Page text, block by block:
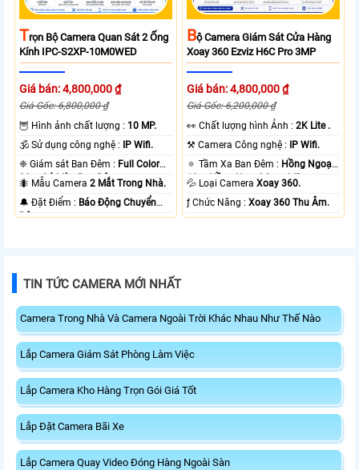
TRọn Bộ Camera Quan Sát 2 Ống
Kính IPC-S2XP-10M0WED
Giá bán: 4,800,000 ₫
Giá Gốc: 6,800,000 ₫
🦉 Hình ảnh chất lượng : 10 MP.
🕉️ Sử dụng công nghệ :
IP Wifi.
❈ Giám sát Ban Đêm : Full Color
20m Có Màu Ban Ðêm.
🐜 Mẫu Camera2 Mắt Trong Nhà.
️🔔 Đặt Điểm : Báo Động Chuyển
Động.
BỘ Camera Giám Sát Cửa Hàng
Xoay 360 Ezviz H6C Pro 3MP
Giá bán: 4,800,000 ₫
Giá Gốc: 6,200,000 ₫
️👀 Chất lượng hình Ảnh :2K Lite .
⚒ Camera Công nghệ :
IP Wifi.
🔅 Tầm Xa Ban Đêm : Hồng Ngoại
10m Hồng Ngoại Smart IR.
💦 Loại CameraXoay 360.
️ƒ Chức Năng :Xoay 360 Thu Âm.
TIN TỨC CAMERA MỚI NHẤT
Camera Trong Nhà Và Camera Ngoài Trời Khác Nhau Như Thế Nào
Lắp Camera Giám Sát Phòng Làm Việc
Lắp Camera Kho Hàng Trọn Gói Giá Tốt
Lắp Đặt Camera Bãi Xe
Lắp Camera Quay Video Đóng Hàng Ngoài Sàn